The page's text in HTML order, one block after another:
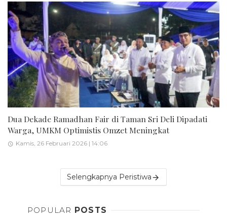
Dua Dekade Ramadhan Fair di Taman Sri Deli Dipadati
Warga, UMKM Optimistis Omzet Meningkat
Kamis, 26 Februari 2026 | 14:06
Selengkapnya Peristiwa
POPULAR POSTS